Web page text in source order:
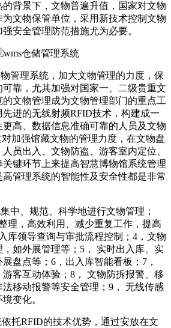
背景下，文物普遍升值，国家对文物
文物保管单位，采用新技术控制文物
安全管理防范措施尤为必要。
管理系统，加大文物管理的力度，保
靠，尤其加强对国家一、二级贵重文
文物管理成为文物管理部门的重点工
进的无线射频RFID技术，构建成一
高、数据信息准确可靠的人员及文物
加强馆藏文物的管理力度，在文物盘
员出入、文物防盗、游客室内定位、
键环节上来提高智慧博物馆系统管理
管理系统的智能性及安全性都是非常
中、规范、科学地进行文物管理；
理，高效利用、减少重复工作，提高
库领导查询与审批流程控制；4，文物
如外展管理等；5， 实时出入库、实
盘点等；6，出入库智能看板；7，
客互动体验；8， 文物防拆报警、移
移动报警等安全管理；9， 无线传感
变化。
托RFID的技术优势，通过安放在文